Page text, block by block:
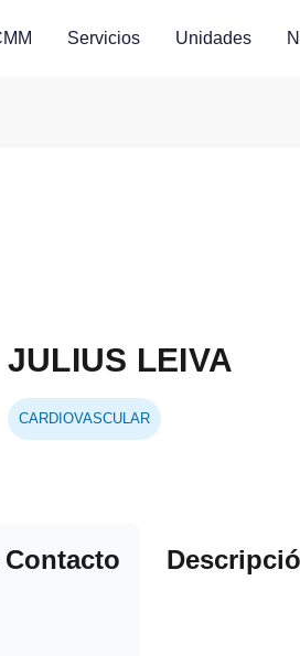
Servicios Unidades
JULIUS LEIVA
CARDIOVASCULAR